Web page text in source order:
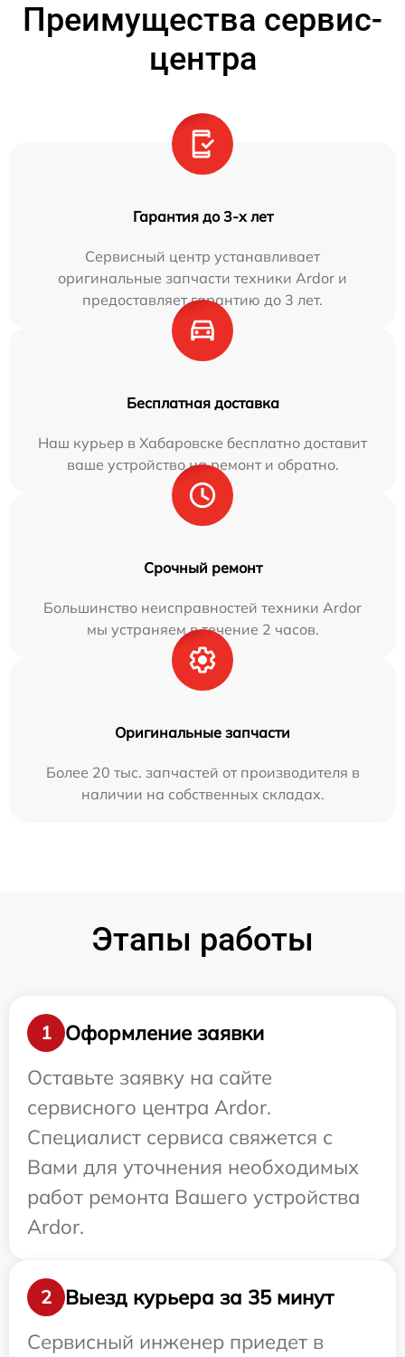
Преимущества сервис-
центра
Гарантия до 3-х лет
Сервисный центр устанавливает
оригинальные запчасти техники Ardor и
предоставляет гарантию до 3 лет.
Бесплатная доставка
Наш курьер в Хабаровске бесплатно доставит
ваше устройство на ремонт и обратно.
Срочный ремонт
Большинство неисправностей техники Ardor
мы устраняем в течение 2 часов.
Оригинальные запчасти
Более 20 тыс. запчастей от производителя в
наличии на собственных складах.
Этапы работы
1
Оформление заявки
Оставьте заявку на сайте
сервисного центра Ardor.
Специалист сервиса свяжется с
Вами для уточнения необходимых
работ ремонта Вашего устройства
Ardor.
2
Выезд курьера за 35 минут
Сервисный инженер приедет в